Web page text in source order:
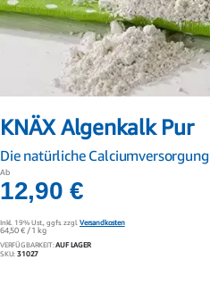
der
springen
KNÄX Algenkalk Pur
Die natürliche Calciumversorgung
Ab
12,90 €
Inkl. 19% Ust.,ggfs. zzgl. Versandkosten
64,50 €/ 1 kg
VERFÜGBARKEIT:AUF LAGER
SKU 31027